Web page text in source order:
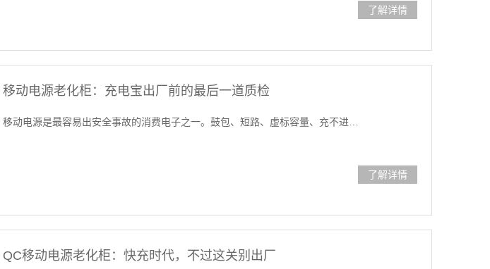
了解详情
移动电源老化柜：充电宝出厂前的最后一道质检
移动电源是最容易出安全事故的消费电子之一。鼓包、短路、虚标容量、充不进…
了解详情
QC移动电源老化柜：快充时代，不过这关别出厂